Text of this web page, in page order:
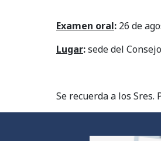
Examen oral: 26 de
Lugar:sede del
Se recuerda a los Sres.